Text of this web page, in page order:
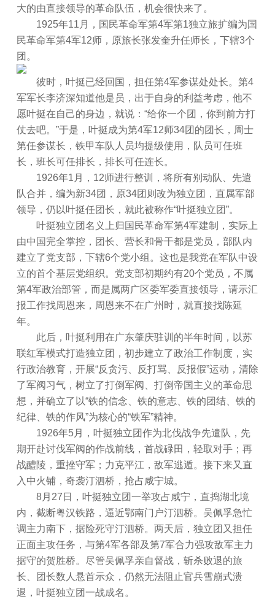
大的由直接领导的革命队伍，机会很快来了。
1925年11月，国民革命军第4军第1独立旅扩编为国
民革命军第4军12师，原旅长张发奎升任师长，下辖3个
团。
彼时，叶挺已经回国，担任第4军参谋处处长。第4
军军长李济深知道他是员，出于自身的利益考虑，他不
愿叶挺在自己的身边，就说：“给你一个团，你到前方打
仗去吧。”于是，叶挺成为第4军12师34团的团长，周士
第任参谋长，铁甲车队人员均提级使用，队员可任班
长，班长可任排长，排长可任连长。
1926年1月，12师进行整训，将所有别动队、先遣
队合并，编为新34团，原34团则改为独立团，直属军部
领导，仍以叶挺任团长，就此被称作“叶挺独立团”。
叶挺独立团名义上归国民革命军第4军建制，实际上
由中国完全掌控，团长、营长和骨干都是党员，部队内
建立了党支部，下辖6个党小组。这也是我党在军队中设
立的首个基层党组织。党支部初期约有20个党员，不属
第4军政治部管，而是属两广区委军委直接领导，请示汇
报工作找周恩来，周恩来不在广州时，就直接找陈延
年。
此后，叶挺利用在广东肇庆驻训的半年时间，以苏
联红军模式打造独立团，初步建立了政治工作制度，实
行政治教育，开展“反贪污、反打骂、反报假”运动，清除
了军阀习气，树立了打倒军阀、打倒帝国主义的革命思
想，并确立了以“铁的信念、铁的意志、铁的团结、铁的
纪律、铁的作风”为核心的“铁军”精神。
1926年5月，叶挺独立团作为北伐战争先遣队，先
期开赴讨伐军阀的作战前线，首战碌田，轻取对手；再
战醴陵，重挫守军；力克平江，敌军逃遁。接下来又直
入中火铺，奇袭汀泗桥，抢占咸宁城。
8月27日，叶挺独立团一举攻占咸宁，直捣湖北境
内，截断粤汉铁路，逼近鄂南门户汀泗桥。吴佩孚急忙
调主力南下，据险死守汀泗桥。两天后，独立团又担任
正面主攻任务，与第4军各部及第7军合力强攻敌军主力
据守的贺胜桥。尽管吴佩孚亲自督战，斩杀败退的旅
长、团长数人悬首示众，仍然无法阻止官兵雪崩式溃
退，叶挺独立团一战成名。